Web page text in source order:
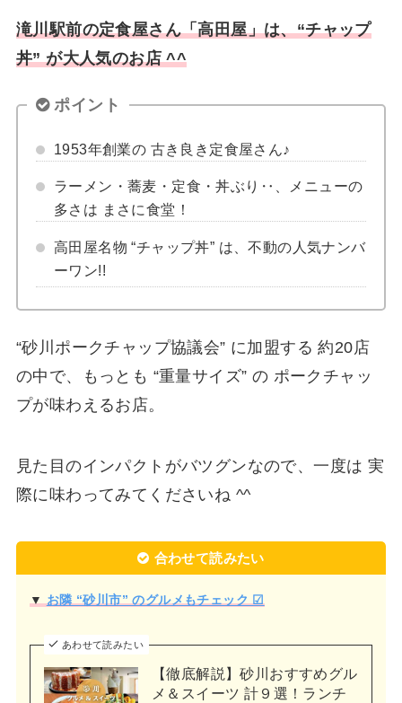
滝川駅前の定食屋さん「高田屋」は、“チャップ
丼” が大人気のお店 ^^
ポイント
1953年創業の 古き良き定食屋さん♪
ラーメン・蕎麦・定食・丼ぶり‥、メニューの
多さは まさに食堂！
高田屋名物 “チャップ丼” は、不動の人気ナンバ
ーワン!!
“砂川ポークチャップ協議会” に加盟する 約20店
の中で、もっとも “重量サイズ” の ポークチャッ
プが味わえるお店。
見た目のインパクトがバツグンなので、一度は 実
際に味わってみてくださいね ^^
合わせて読みたい
▼ お隣 “砂川市” のグルメもチェック ☑
あわせて読みたい
【徹底解説】砂川おすすめグル
メ＆スイーツ 計９選！ランチ